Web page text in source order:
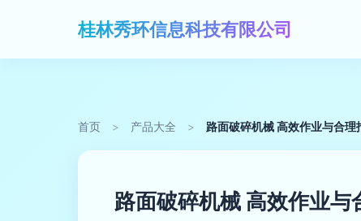
桂林秀环信息科技有限公司
首页 > 产品大全 > 路面破碎机械 高效作业与合
路面破碎机械 高效作业